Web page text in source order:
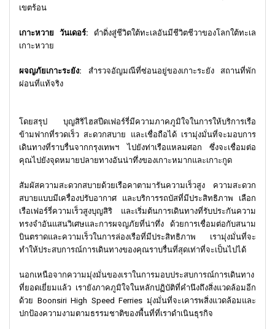
เขตร้อน
เกาะหวาย วันเดอร์: ดำดิ่งสู่ชีวิตใต้ทะเลอันมีชีวิตชีวาของโลกใต้ทะเล
เกาะหวาย
ผจญภัยเกาะระยัง: สำรวจอัญมณีที่ซ่อนอยู่ของเกาะระยัง สถานที่พัก
ผ่อนที่แท้จริง
โดยสรุป บุญสิริไฮสปีดเฟอร์รี่มีความภาคภูมิใจในการให้บริการเรือ
ข้ามฟากที่รวดเร็ว สะดวกสบาย และเชื่อถือได้ เรามุ่งมั่นที่จะมอบการ
เดินทางที่ราบรื่นจากกรุงเทพฯ ไปยังท่าเรือแหลมศอก ซึ่งจะเชื่อมต่อ
คุณไปยังจุดหมายปลายทางอันน่าทึ่งของเกาะหมากและเกาะกูด
สัมผัสความสะดวกสบายด้วยเรือคาตามารันความเร็วสูง ความสะดวก
สบายแบบมีเครื่องปรับอากาศ และบริการรถบัสที่มีประสิทธิภาพ เลือก
เรือเฟอร์รี่ความเร็วสูงบุญสิริ และเริ่มต้นการเดินทางที่รับประกันความ
ทรงจำอันแสนวิเศษและการผจญภัยที่น่าทึ่ง ด้วยการเชื่อมต่อกับสนาม
บินตราดและความเร็วในการล่องเรือที่มีประสิทธิภาพ เรามุ่งมั่นที่จะ
ทำให้ประสบการณ์การเดินทางของคุณราบรื่นที่สุดเท่าที่จะเป็นไปได้
นอกเหนือจากความมุ่งมั่นของเราในการมอบประสบการณ์การเดินทาง
ที่ยอดเยี่ยมแล้ว เรายังภาคภูมิใจในหลักปฏิบัติที่คำนึงถึงสิ่งแวดล้อมอีก
ด้วย Boonsiri High Speed Ferries มุ่งมั่นที่จะเคารพสิ่งแวดล้อมและ
ปกป้องความงามตามธรรมชาติของพื้นที่ที่เราดำเนินธุรกิจ